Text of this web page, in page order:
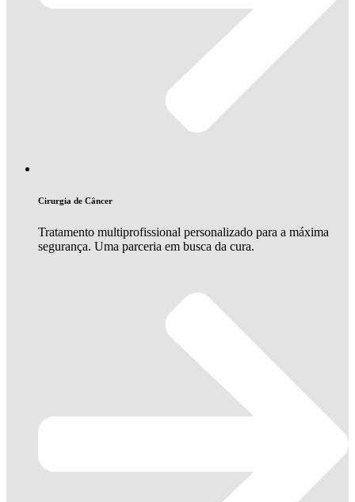
Cirurgia de Câncer
Tratamento multiprofissional personalizado para a máxima
segurança. Uma parceria em busca da cura.